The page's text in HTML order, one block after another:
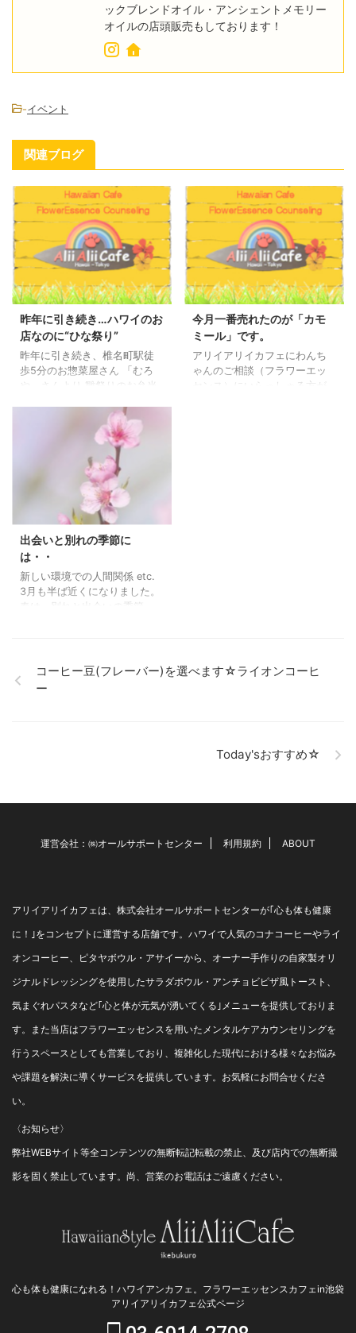
ックブレンドオイル・アンシェントメモリー
オイルの店頭販売もしております！
-イベント
関連ブログ
昨年に引き続き…ハワイのお
店なのに“ひな祭り”
昨年に引き続き、椎名町駅徒
歩5分のお惣菜屋さん 「むろ
や」さんより 雛祭りのお弁当
食べるのが勿体ない。 まずは
写真を・・と思いアップしま
した。 むろやさんは、いつも
明るい主婦の方がオーナーで
す。 スタッフ全員、主婦。 昨
年の5月にモヤモヤサマーズの
取材後ばくだんコロッケが大
人気になったお店です。 素材
にこだわった優しい味が、フ
ァンにはたまらない魅力的な
一度のぞいてみて下さい。 明
るいオーナーとお話をするだ
今月一番売れたのが「カモ
ミール」です。
アリイアリイカフェにわんち
ゃんのご相談（フラワーエッ
センス）にいらっしゃる方が
出会いと別れの季節に
は・・
新しい環境での人間関係 etc.
3月も半ば近くになりました。
春は、別れと出会いの季節。
キドキされている方、 ワクワ
クされている方、 人それぞれ
ーションをご購入。 確かに、
効 ...
コーヒー豆(フレーバー)を選べます☆ライオンコーヒ
ー
Today'sおすすめ☆
運営会社：㈱オールサポートセンター 利用規約 ABOUT
アリイアリイカフェは、株式会社オールサポートセンターが｢心も体も健康
に！｣をコンセプトに運営する店舗です。ハワイで人気のコナコーヒーやライ
オンコーヒー、ピタヤボウル・アサイーから、オーナー手作りの自家製オリ
ジナルドレッシングを使用したサラダボウル・アンチョビピザ風トースト、
気まぐれパスタなど｢心と体が元気が湧いてくる｣メニューを提供しておりま
す。また当店はフラワーエッセンスを用いたメンタルケアカウンセリングを
行うスペースとしても営業しており、複雑化した現代における様々なお悩み
や課題を解決に導くサービスを提供しています。お気軽にお問合せくださ
い。
〈お知らせ〉
弊社WEBサイト等全コンテンツの無断転記転載の禁止、及び店内での無断撮
影を固く禁止しています。尚、営業のお電話はご遠慮ください。
心も体も健康になれる！ハワイアンカフェ。フラワーエッセンスカフェin池袋
アリイアリイカフェ公式ページ